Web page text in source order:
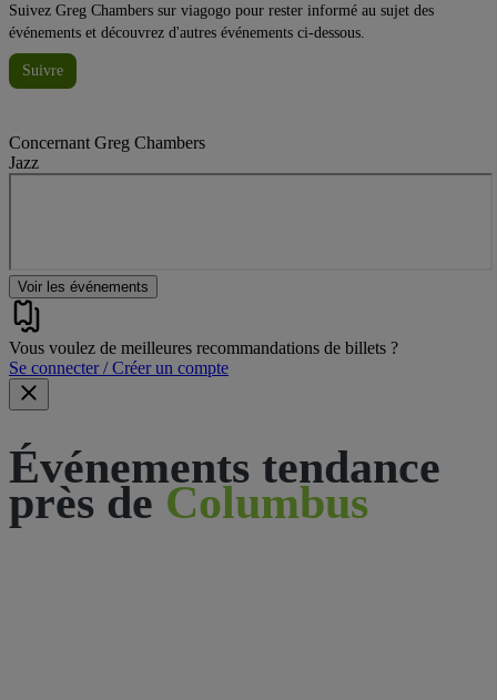
Suivez Greg Chambers sur viagogo pour rester informé au sujet des
événements et découvrez d'autres événements ci-dessous.
Suivre
Concernant Greg Chambers
Jazz
Voir les événements
Vous voulez de meilleures recommandations de billets ?
Se connecter / Créer un compte
Événements tendance
près de Columbus